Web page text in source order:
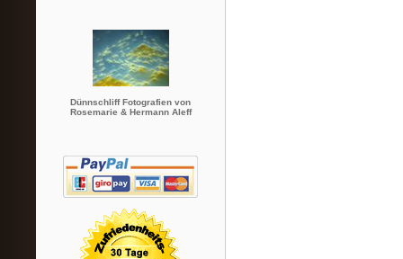
Dünnschliff Fotografien von
Rosemarie & Hermann Aleff